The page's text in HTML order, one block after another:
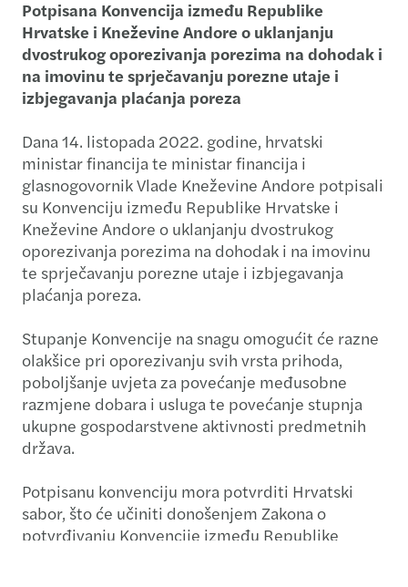
Potpisana Konvencija između Republike
Hrvatske i Kneževine Andore o uklanjanju
dvostrukog oporezivanja porezima na dohodak i
na imovinu te sprječavanju porezne utaje i
izbjegavanja plaćanja poreza
Dana 14. listopada 2022. godine, hrvatski
ministar financija te ministar financija i
glasnogovornik Vlade Kneževine Andore potpisali
su Konvenciju između Republike Hrvatske i
Kneževine Andore o uklanjanju dvostrukog
oporezivanja porezima na dohodak i na imovinu
te sprječavanju porezne utaje i izbjegavanja
plaćanja poreza.
Stupanje Konvencije na snagu omogućit će razne
olakšice pri oporezivanju svih vrsta prihoda,
poboljšanje uvjeta za povećanje međusobne
razmjene dobara i usluga te povećanje stupnja
ukupne gospodarstvene aktivnosti predmetnih
država.
​​Potpisanu konvenciju mora potvrditi Hrvatski
sabor, što će učiniti donošenjem Zakona o
potvrđivanju Konvencije između Republike